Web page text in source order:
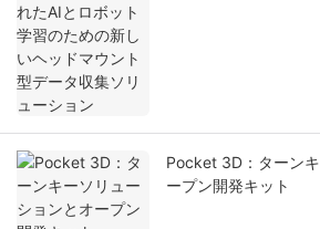
Pocket 3D：ターン
ープン開発キット